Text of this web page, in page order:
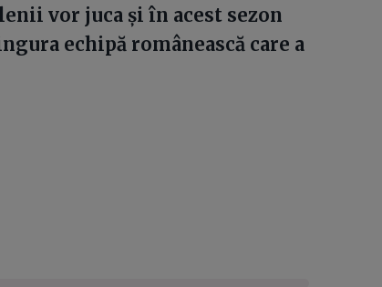
vor juca și în acest sezon
echipă românească care a